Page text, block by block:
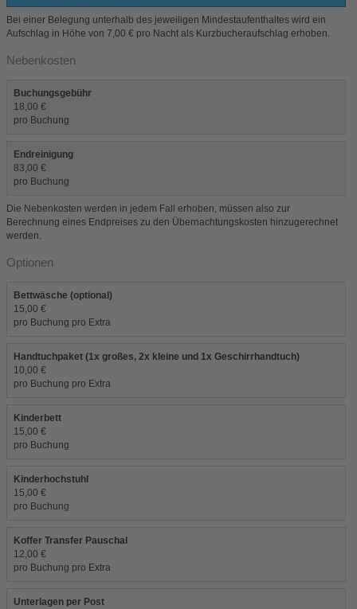
Bei einer Belegung unterhalb des jeweiligen Mindestaufenthaltes wird ein
Aufschlag in Höhe von 7,00 € pro Nacht als Kurzbucheraufschlag erhoben.
Nebenkosten
Buchungsgebühr
18,00 €
pro Buchung
Endreinigung
83,00 €
pro Buchung
Die Nebenkosten werden in jedem Fall erhoben, müssen also zur
Berechnung eines Endpreises zu den Übernachtungskosten hinzugerechnet
werden.
Optionen
Bettwäsche (optional)
15,00 €
pro Buchung pro Extra
Handtuchpaket (1x großes, 2x kleine und 1x Geschirrhandtuch)
10,00 €
pro Buchung pro Extra
Kinderbett
15,00 €
pro Buchung
Kinderhochstuhl
15,00 €
pro Buchung
Koffer Transfer Pauschal
12,00 €
pro Buchung pro Extra
Unterlagen per Post